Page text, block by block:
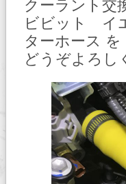
クーラント交
ビビット イ
ターホース を
どうぞよろし